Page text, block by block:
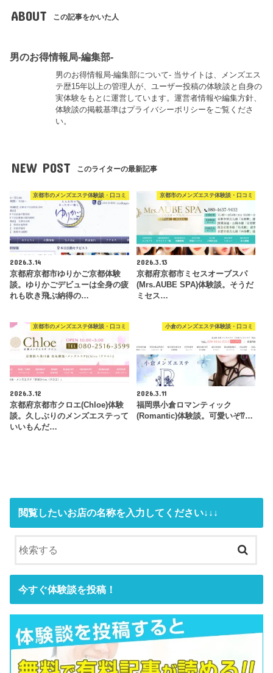
ABOUT この記事をかいた人
男のお得情報局-編集部-
男のお得情報局-編集部について- 当サイトは、メンズエス
テ歴15年以上の管理人が、ユーザー投稿の体験談と自身の
実体験をもとに運営しています。運営者情報や編集方針、
体験談の掲載基準はプライバシーポリシーをご覧くださ
い。
NEW POST このライターの最新記事
京都市のメンズエステ体験談・口コミ
2026.3.14
京都府京都市ゆりかご京都体験
談。ゆりかごデビューは全身の疲
れも吹き飛ぶ納得の…
京都市のメンズエステ体験談・口コミ
2026.3.13
京都府京都市ミセスオーブスパ
(Mrs.AUBE SPA)体験談。そうだ
ミセス…
京都市のメンズエステ体験談・口コミ
2026.3.12
京都府京都市クロエ(Chloe)体験
談。久しぶりのメンズエステって
いいもんだ…
小倉のメンズエステ体験談・口コミ
2026.3.11
福岡県小倉ロマンティック
(Romantic)体験談。可愛いぞ⁉…
閲覧したいお店の名称を入力してください↓↓↓
今すぐ体験談を投稿！